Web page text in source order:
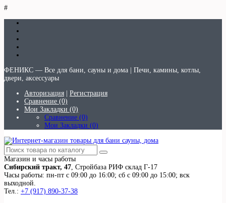
#
ФЕНИКС — Все для бани, сауны и дома | Печи, камины, котлы,
двери, аксессуары
Авторизация
Регистрация
Сравнение (0)
Мои Закладки (0)
Сравнение (0)
Мои Закладки (0)
Магазин и часы работы
Сибирский тракт, 47, Стройбаза РИФ склад Г-17
Часы работы: пн-пт с 09:00 до 16:00; сб с 09:00 до 15:00; вск
выходной.
Тел.: +7 (917) 890-37-38